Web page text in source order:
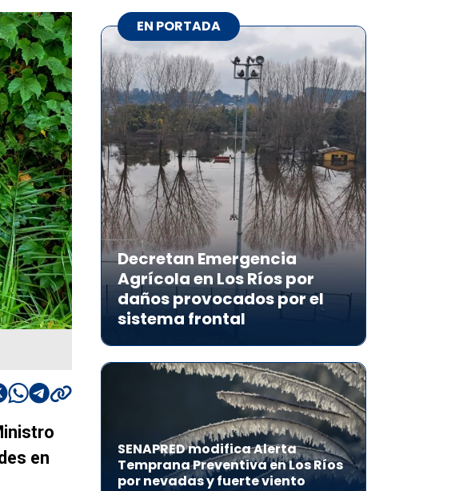
en
EN PORTADA
Decretan Emergencia
Agrícola en Los Ríos por
daños provocados por el
sistema frontal
SENAPRED modifica Alerta
Temprana Preventiva en Los Ríos
por nevadas y fuerte viento